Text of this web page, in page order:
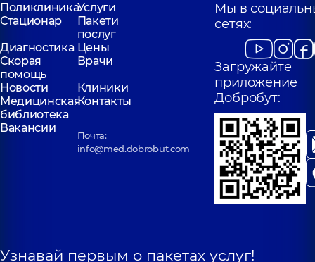
ПоликлиникаУслуги
Стационар
Пакети
послуг
Диагностика Цены
Скорая
помощь
Врачи
Новости
Клиники
Медицинская
библиотека
Контакты
Вакансии
Почта:
info@med.dobrobut.com
Мы в
сетях:
Загружайте
приложение
Добробут:
Узнавай первым о пакетах услуг!